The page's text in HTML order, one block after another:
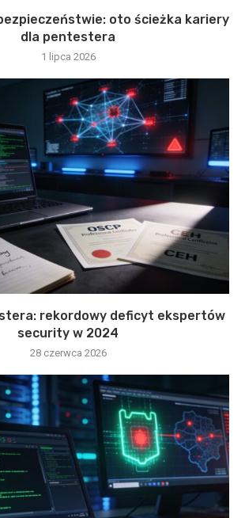
oto ścieżka kariery
dla pentestera
1 lipca 2026
rekordowy deficyt ekspertów
security w 2024
28 czerwca 2026